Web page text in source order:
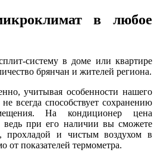
в любое
систему в доме или квартире
брянчан и жителей региона.
учитывая особенности нашего
всегда способствует сохранению
На кондиционер цена
ведь при его наличии вы сможете
прохладой и чистым воздухом в
показателей термометра.